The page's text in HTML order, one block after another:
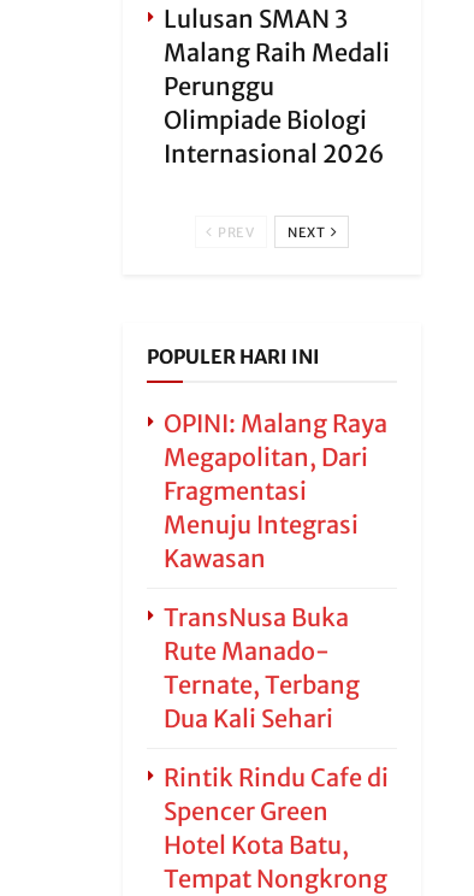
Lulusan SMAN 3
Malang Raih Medali
Perunggu
Olimpiade Biologi
Internasional 2026
PREV NEXT
POPULER HARI INI
OPINI: Malang Raya
Megapolitan, Dari
Fragmentasi
Menuju Integrasi
Kawasan
TransNusa Buka
Rute Manado-
Ternate, Terbang
Dua Kali Sehari
Rintik Rindu Cafe di
Spencer Green
Hotel Kota Batu,
Tempat Nongkrong